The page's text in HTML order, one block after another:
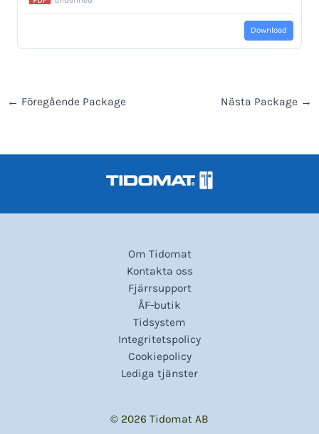
Download
← Föregående Package Nästa Package →
Om Tidomat
Kontakta oss
Fjärrsupport
ÅF-butik
Tidsystem
Integritetspolicy
Cookiepolicy
Lediga tjänster
© 2026 Tidomat AB